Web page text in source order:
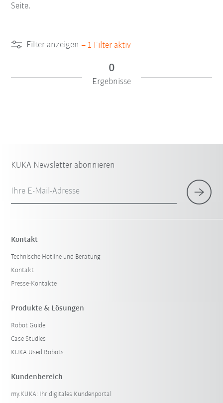
Seite.
Filter anzeigen – 1 Filter aktiv
Filter zurücksetzen
0
Ergebnisse
KUKA Newsletter abonnieren
Ihre E-Mail-Adresse
Kontakt
Technische Hotline und Beratung
Kontakt
Presse-Kontakte
Produkte & Lösungen
Robot Guide
Case Studies
KUKA Used Robots
Kundenbereich
my.KUKA: Ihr digitales Kundenportal